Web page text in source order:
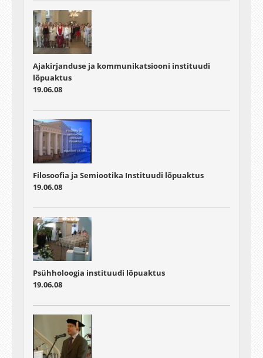
Ajakirjanduse ja kommunikatsiooni instituudi
lõpuaktus
19.06.08
Filosoofia ja Semiootika Instituudi lõpuaktus
19.06.08
Psühholoogia instituudi lõpuaktus
19.06.08